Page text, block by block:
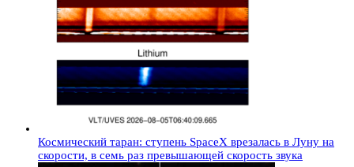
Космический таран: ступень SpaceX врезалась в Луну на
скорости, в семь раз превышающей скорость звука